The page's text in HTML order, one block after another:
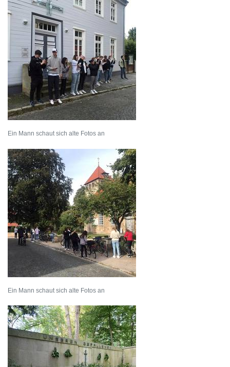
Ein Mann schaut sich alte Fotos an
Ein Mann schaut sich alte Fotos an